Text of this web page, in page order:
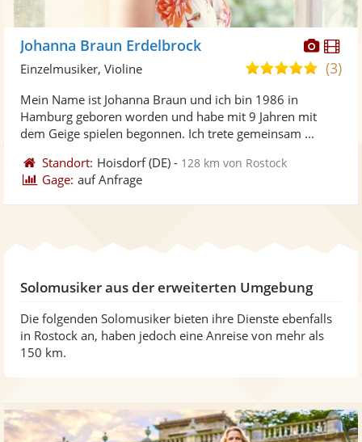
Johanna Braun Erdelbrock
5,0(3)
Einzelmusiker, Violine
Mein Name ist Johanna Braun und ich bin 1986 in
Hamburg geboren worden und habe mit 9 Jahren mit
dem Geige spielen begonnen. Ich trete gemeinsam ...
Standort: Hoisdorf(DE) - 128 km von Rostock
Gage: auf Anfrage
Solomusiker aus der erweiterten Umgebung
Die folgenden Solomusiker bieten ihre Dienste ebenfalls
in Rostock an, haben jedoch eine Anreise von mehr als
150 km.